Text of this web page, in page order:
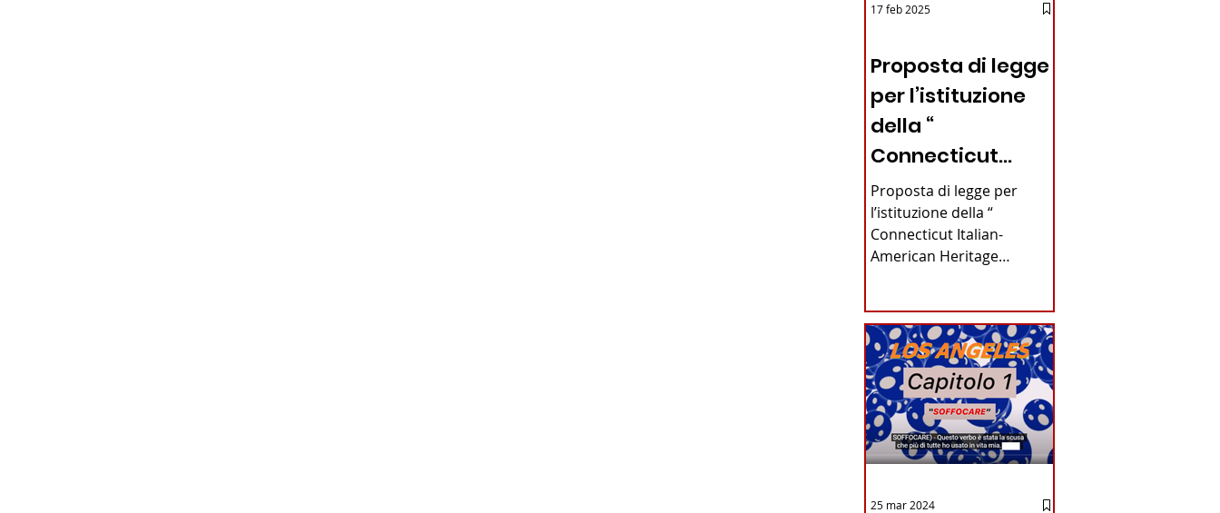
Proposta di legge
per l’istituzione
della “
Connecticut
Italian-American
Heritage
Commission”
Connecticut
Proposta di legge per
l’istituzione della “
Connecticut Italian-
American Heritage
Alfonso...
17 feb 2025
25 mar 2024